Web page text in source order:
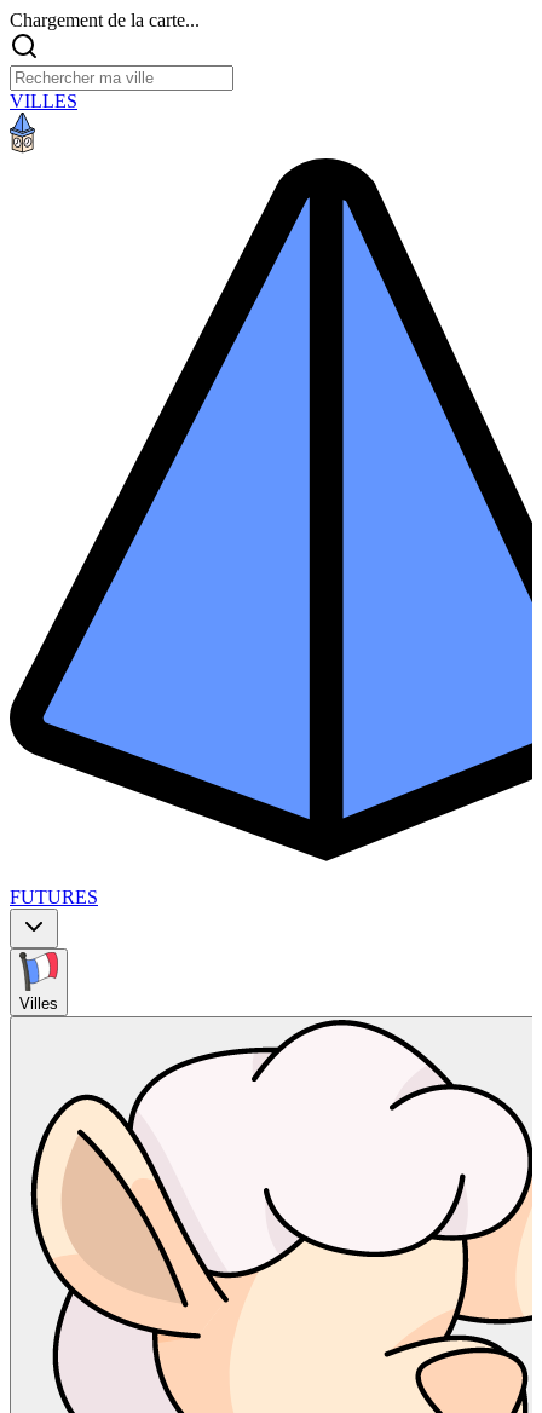
Chargement de la carte...
VILLES
FUTURES
Villes